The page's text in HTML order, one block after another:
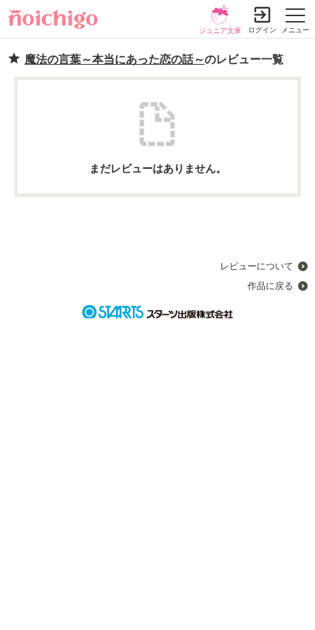
メニュー
ジュニア文庫 ログイン
魔法の言葉～本当にあった恋の話～のレビュー一覧
まだレビューはありません。
レビューについて
作品に戻る